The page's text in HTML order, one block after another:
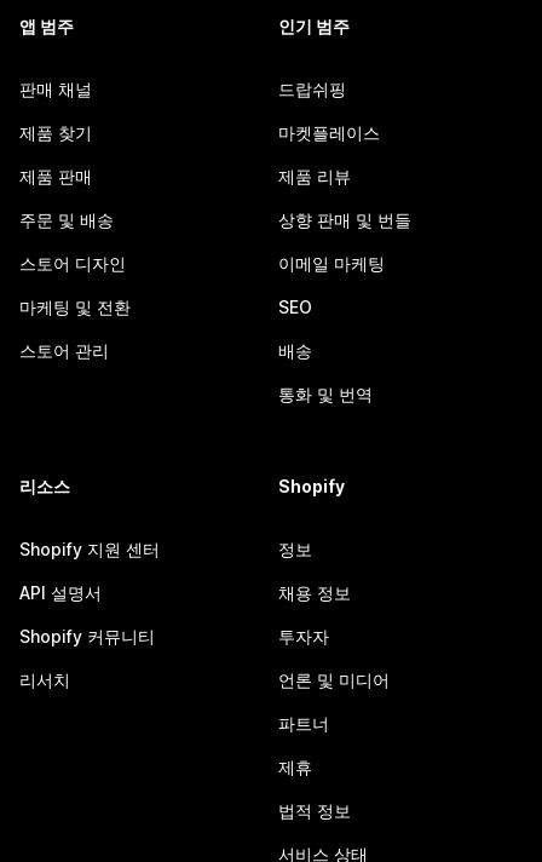
앱 범주
판매 채널
제품 찾기
제품 판매
주문 및 배송
스토어 디자인
마케팅 및 전환
스토어 관리
인기 범주
드랍쉬핑
마켓플레이스
제품 리뷰
상향 판매 및 번들
이메일 마케팅
SEO
배송
통화 및 번역
리소스
Shopify 지원 센터
API 설명서
Shopify 커뮤니티
리서치
Shopify
정보
채용 정보
투자자
언론 및 미디어
파트너
제휴
법적 정보
서비스 상태